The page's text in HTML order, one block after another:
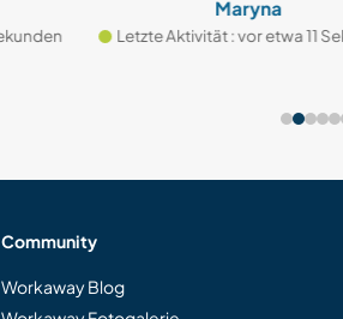
Letzte Aktivität : vor etwa 11 Sekunden
Community
Workaway Blog